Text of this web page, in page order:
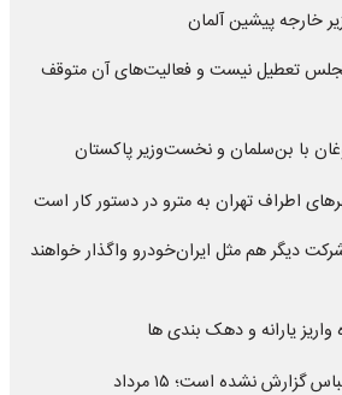
خارجه پیشین آلمان
تعطیل نیست و فعالیت‌های آن متوقف
با بن‌سلمان و نخست‌وزیر پاکستان
اطراف تهران به مترو در دستور کار است
دیگر هم مثل ایران‌خودرو واگذار خواهند
یارانه و دهک بندی ها
نشده است؛ ۱۵ مرداد